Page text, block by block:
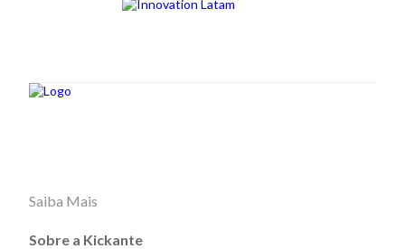
Saiba Mais
Sobre a Kickante